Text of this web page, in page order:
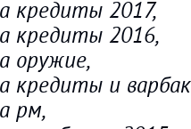
кредиты 2017,
кредиты 2016,
оружие,
кредиты и
рм,